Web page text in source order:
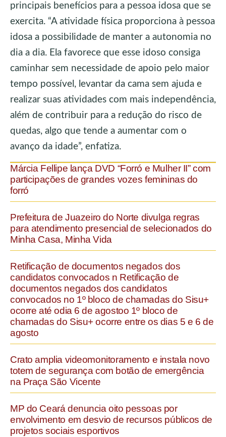
principais benefícios para a pessoa idosa que se
exercita. “A atividade física proporciona à pessoa
idosa a possibilidade de manter a autonomia no
dia a dia. Ela favorece que esse idoso consiga
caminhar sem necessidade de apoio pelo maior
tempo possível, levantar da cama sem ajuda e
realizar suas atividades com mais independência,
além de contribuir para a redução do risco de
quedas, algo que tende a aumentar com o
avanço da idade”, enfatiza.
Márcia Fellipe lança DVD “Forró e Mulher II” com
participações de grandes vozes femininas do
forró
Prefeitura de Juazeiro do Norte divulga regras
para atendimento presencial de selecionados do
Minha Casa, Minha Vida
Retificação de documentos negados dos
candidatos convocados n Retificação de
documentos negados dos candidatos
convocados no 1º bloco de chamadas do Sisu+
ocorre até odia 6 de agostoo 1º bloco de
chamadas do Sisu+ ocorre entre os dias 5 e 6 de
agosto
Crato amplia videomonitoramento e instala novo
totem de segurança com botão de emergência
na Praça São Vicente
MP do Ceará denuncia oito pessoas por
envolvimento em desvio de recursos públicos de
projetos sociais esportivos